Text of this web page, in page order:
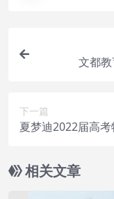
文都
下一篇
夏梦迪2022届高
相关文章